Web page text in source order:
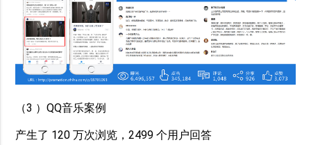
（3 ）QQ音乐案例
产生了 120 万次浏览，2499 个用户回答